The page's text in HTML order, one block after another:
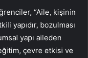
“Aile, kişinin
yapıdır, bozulması
yapı aileden
çevre etkisi ve